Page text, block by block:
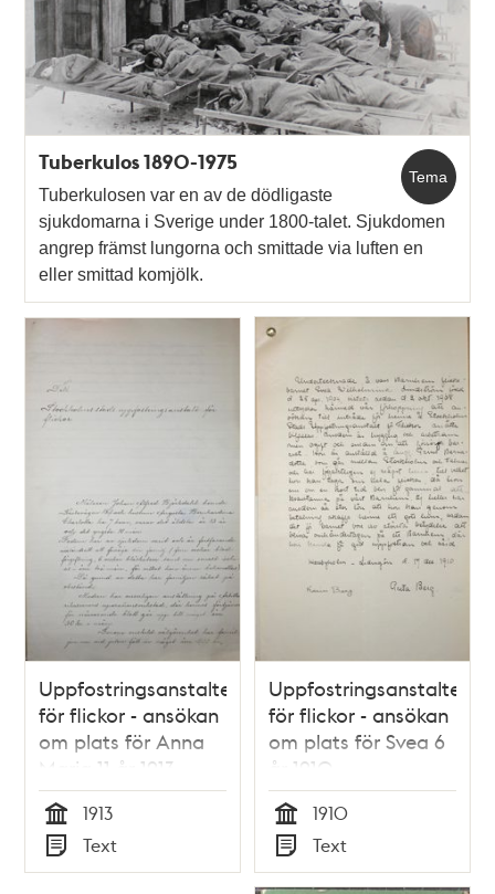
Tema
Tuberkulos 1890-1975
Tuberkulosen var en av de dödligaste
sjukdomarna i Sverige under 1800-talet. Sjukdomen
angrep främst lungorna och smittade via luften en
eller smittad komjölk.
Uppfostringsanstalten
för flickor - ansökan
om plats för Anna
Maria 11 år 1913
Tid
1913
Typ
Text
Uppfostringsanstalten
för flickor - ansökan
om plats för Svea 6
år 1910
Tid
1910
Typ
Text